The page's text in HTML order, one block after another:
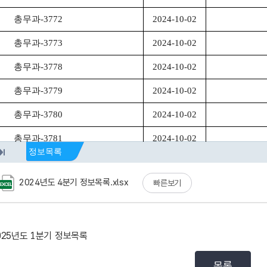
2024년도 4분기 정보목록.xlsx 빠른보기
년도 1분기 정보목록